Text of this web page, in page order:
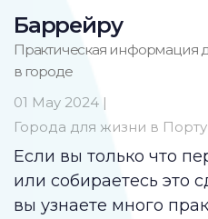
Баррейру
Практическая информация
в городе
01 May 2024 |
Города для жизни в
Если вы только что
или собираетесь это
вы узнаете много